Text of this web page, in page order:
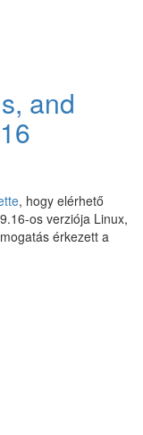
and
, hogy elérhető
os verziója Linux,
érkezett a